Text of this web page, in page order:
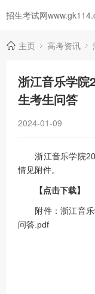
招生考试网
主页 高考资讯
浙江音乐学院
生考生问答
2024-01-09
浙江音乐学院
情见附件。
【点击下载】
附件：浙江音乐
问答.pdf